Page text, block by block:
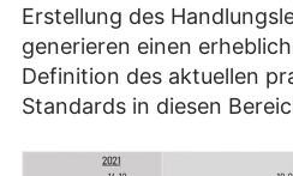
Erstellung des
generieren einen
Definition des aktuellen
Standards in diesen